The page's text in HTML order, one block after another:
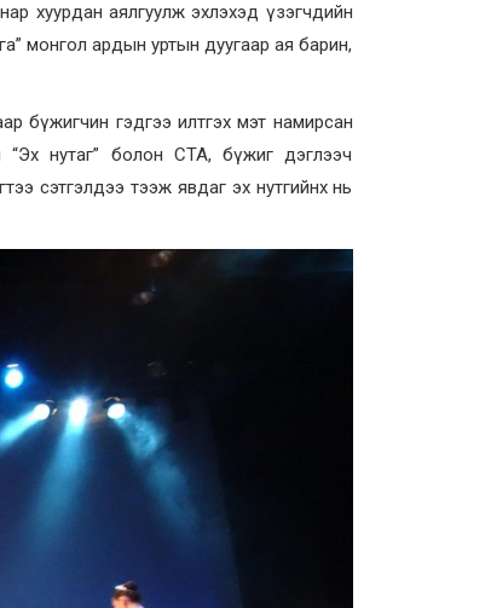
хуурдан аялгуулж эхлэхэд үзэгчдийн
монгол ардын уртын дуугаар ая барин,
бүжигчин гэдгээ илтгэх мэт намирсан
нутаг” болон СТА, бүжиг дэглээч
сэтгэлдээ тээж явдаг эх нутгийнх нь